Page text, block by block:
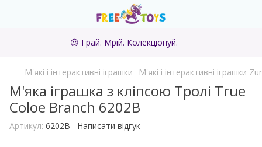
😍 Грай. Мрій. Колекціонуй.
М'які і інтерактивні іграшки М'які і інтерактивні іграшки
М'яка іграшка з кліпсою Тролі True
Coloe Branch 6202B
Артикул: 6202B Написати відгук